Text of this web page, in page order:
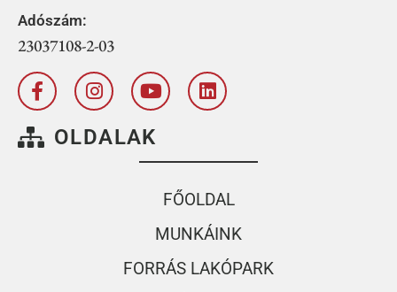
Adószám:
23037108-2-03
OLDALAK
FŐOLDAL
MUNKÁINK
FORRÁS LAKÓPARK